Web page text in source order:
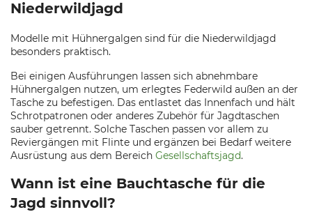
Niederwildjagd
Modelle mit Hühnergalgen sind für die Niederwildjagd
besonders praktisch.
Bei einigen Ausführungen lassen sich abnehmbare
Hühnergalgen nutzen, um erlegtes Federwild außen an der
Tasche zu befestigen. Das entlastet das Innenfach und hält
Schrotpatronen oder anderes Zubehör für Jagdtaschen
sauber getrennt. Solche Taschen passen vor allem zu
Reviergängen mit Flinte und ergänzen bei Bedarf weitere
Ausrüstung aus dem Bereich Gesellschaftsjagd.
Wann ist eine Bauchtasche für die
Jagd sinnvoll?